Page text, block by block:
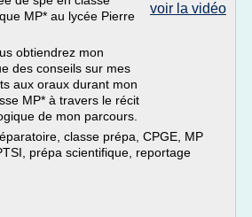
voir la vidéo
MP* au lycée Pierre
obtiendrez mon
des conseils sur mes
aux oraux durant mon
MP* à travers le récit
de mon parcours.
classe prépa, CPGE, MP
prépa scientifique, reportage